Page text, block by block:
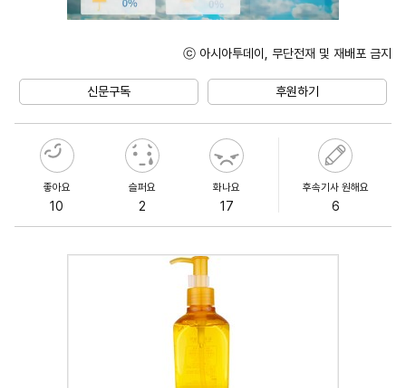
ⓒ 아시아투데이, 무단전재 및 재배포 금지
신문구독 후원하기
좋아요
10
슬퍼요
2
화나요
17
후속기사 원해요
6